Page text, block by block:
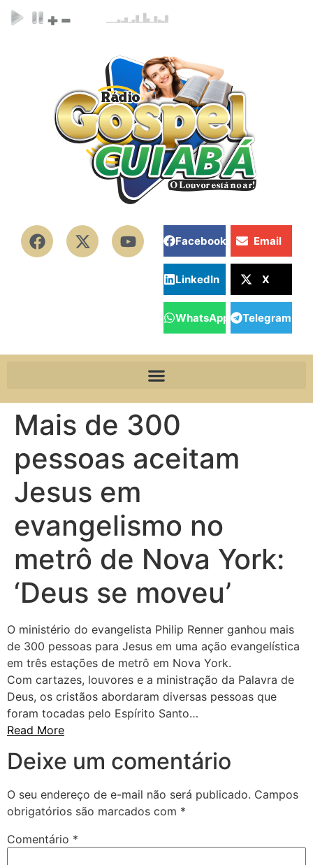
Facebook Email
LinkedIn X
WhatsApp Telegram
Mais de 300
pessoas aceitam
Jesus em
evangelismo no
metrô de Nova York:
‘Deus se moveu’
O ministério do evangelista Philip Renner ganhou mais
de 300 pessoas para Jesus em uma ação evangelística
em três estações de metrô em Nova York.
Com cartazes, louvores e a ministração da Palavra de
Deus, os cristãos abordaram diversas pessoas que
foram tocadas pelo Espírito Santo…
Read More
Deixe um comentário
O seu endereço de e-mail não será publicado. Campos
obrigatórios são marcados com *
Comentário *